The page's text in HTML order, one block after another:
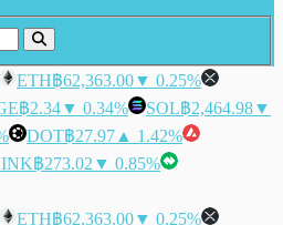
ETH฿62,363.00▼ 0.25%
฿2.34▼ 0.34% SOL฿2,464.98▼
DOT฿27.97 ▲ 1.42%
฿273.02 ▼ 0.85%
ETH฿62,363.00▼ 0.25%